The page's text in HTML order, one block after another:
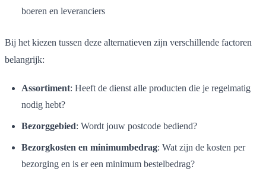
boeren en leveranciers
Bij het kiezen tussen deze alternatieven zijn verschillende factoren
belangrijk:
Assortiment: Heeft de dienst alle producten die je regelmatig
nodig hebt?
Bezorggebied: Wordt jouw postcode bediend?
Bezorgkosten en minimumbedrag: Wat zijn de kosten per
bezorging en is er een minimum bestelbedrag?